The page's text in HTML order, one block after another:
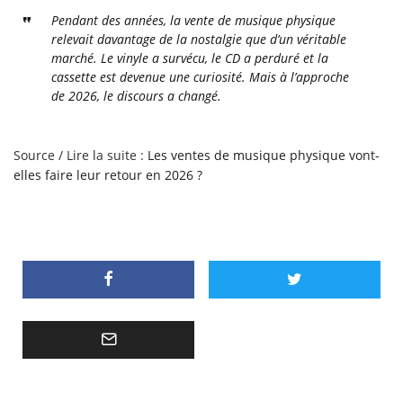
Pendant des années, la vente de musique physique
relevait davantage de la nostalgie que d’un véritable
marché. Le vinyle a survécu, le CD a perduré et la
cassette est devenue une curiosité. Mais à l’approche
de 2026, le discours a changé.
Source / Lire la suite : Les ventes de musique physique vont-
elles faire leur retour en 2026 ?